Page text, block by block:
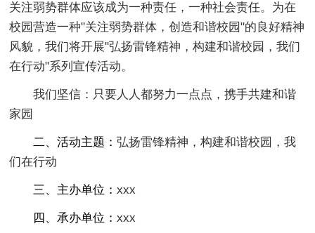
关注弱势群体应该成为一种责任，一种社会责任。为在
校园营造一种"关注弱势群体，创造和谐校园"的良好精神
风貌，我们将开展"弘扬雷锋精神，构建和谐校园，我们
在行动"系列宣传活动。
我们坚信：只要人人都努力一点点，携手共建和谐
家园
二、活动主题： 弘扬雷锋精神，构建和谐校园，我
们在行动
三、主办单位：xxx
四、承办单位：xxx